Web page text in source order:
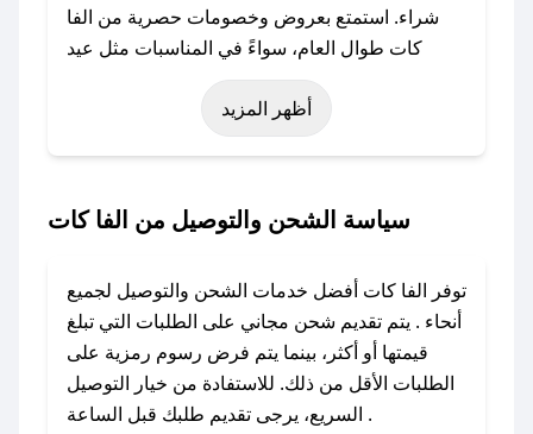
شراء. استمتع بعروض وخصومات حصرية من الفا
كات طوال العام، سواءً في المناسبات مثل عيد
الفطر، عيد الأضحى، الجمعة البيضاء (شهر نوفمبر)،
رمضان، اليوم الوطني، يوم التأسيس، أو حتى عروض
باستخدام تطبيق صحصح، يمكنك العثور بسهولة على
تواصل معنا عبر تويتر أو البريد الإلكتروني لإضافته
بسرعة.
### كيفية استخدام كود خصم الفا كات؟
1. انسخ كود الخصم من تطبيق صحصح.
أظهر المزيد
سياسة الشحن والتوصيل من الفا كات
توفر الفا كات أفضل خدمات الشحن والتوصيل لجميع
أنحاء . يتم تقديم شحن مجاني على الطلبات التي تبلغ
قيمتها أو أكثر، بينما يتم فرض رسوم رمزية على
الطلبات الأقل من ذلك. للاستفادة من خيار التوصيل
السريع، يرجى تقديم طلبك قبل الساعة .